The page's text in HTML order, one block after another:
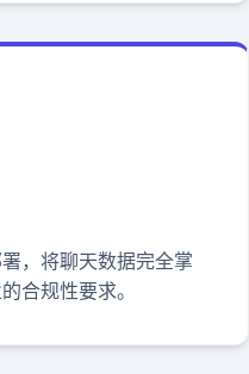
，将聊天数据完全掌
合规性要求。